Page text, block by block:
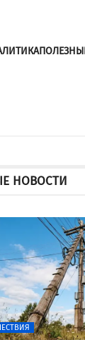
НОВОСТИ